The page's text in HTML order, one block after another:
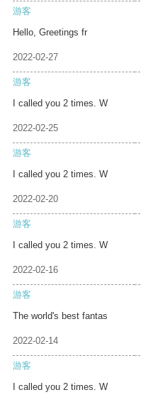
游客
Hello, Greetings fr
2022-02-27
游客
I called you 2 times. W
2022-02-25
游客
I called you 2 times. W
2022-02-20
游客
I called you 2 times. W
2022-02-16
游客
The world's best fantas
2022-02-14
游客
I called you 2 times. W